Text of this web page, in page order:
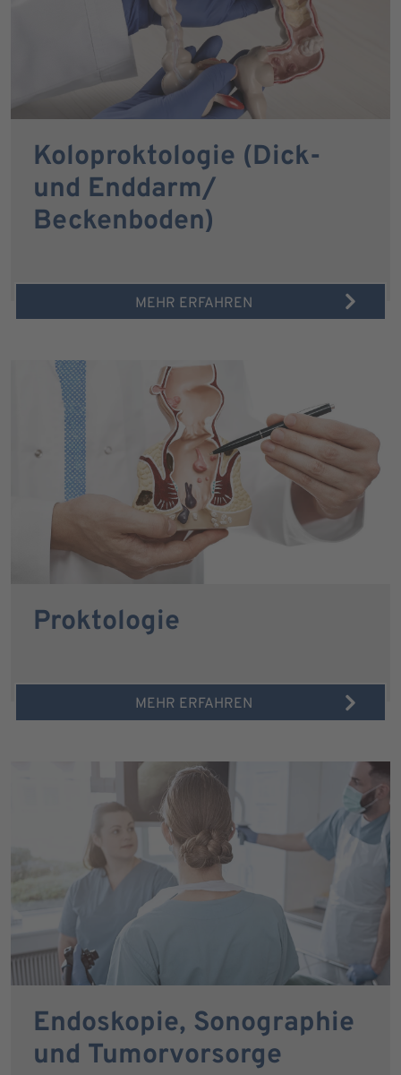
Koloproktologie (Dick-
und Enddarm/
Beckenboden)
MEHR ERFAHREN
Proktologie
MEHR ERFAHREN
Endoskopie, Sonographie
und Tumorvorsorge